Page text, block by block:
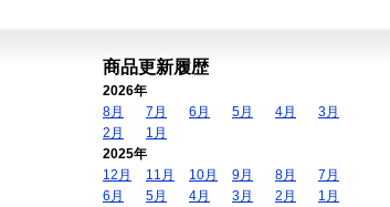
商品更新履歴
2026年
8月
7月 6月 5月 4月
3月
2月
1月
2025年
12月
11月 10月 9月 8月
7月
6月
5月 4月 3月 2月
1月